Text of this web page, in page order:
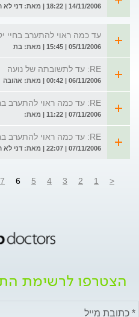
14/11/2006 | 18:22 | מאת: דני לא רופא ולא מטפל
עד כמה ראוי להתערב בחיי
05/11/2006 | 15:45 | מאת: בת
RE: עד לתשובתה של נועה
06/11/2006 | 00:42 | מאת: אהובה
RE: עד כמה ראוי להתערב בחיי יקירנו שהינם אנשים בוג
07/11/2006 | 11:22 | מאת:
RE: עד כמה ראוי להתערב בחיי יקירנו שהינם אנשים בוג
07/11/2006 | 22:07 | מאת: דני לא רופא ולא מטפל
<
1
2
3
4
5
6
7
הצטרפו לרשימת